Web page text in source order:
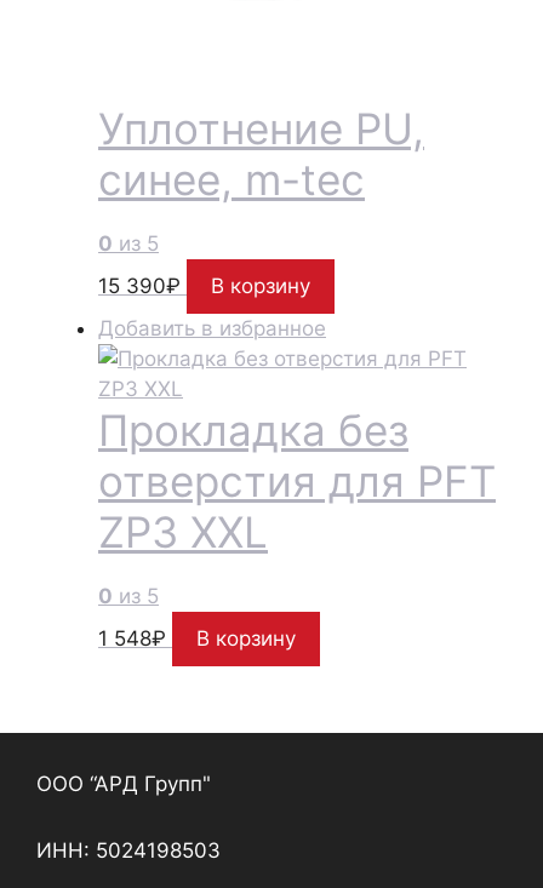
Уплотнение PU,
синее, m-tec
0 из 5
15 390₽
В корзину
Добавить в избранное
Прокладка без
отверстия для PFT
ZP3 XXL
0 из 5
1 548₽ В корзину
ООО “АРД Групп"
ИНН: 5024198503